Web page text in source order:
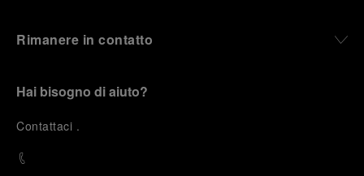
Rimanere in contatto
Hai bisogno di aiuto?
Contattaci .